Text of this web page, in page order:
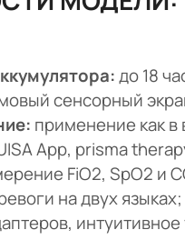
до 18
сенсорный
применение как в
App, prisma
FiO2, SpO2 и
на двух языках;